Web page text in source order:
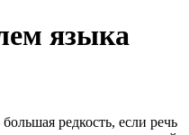
языка
редкость, если речь